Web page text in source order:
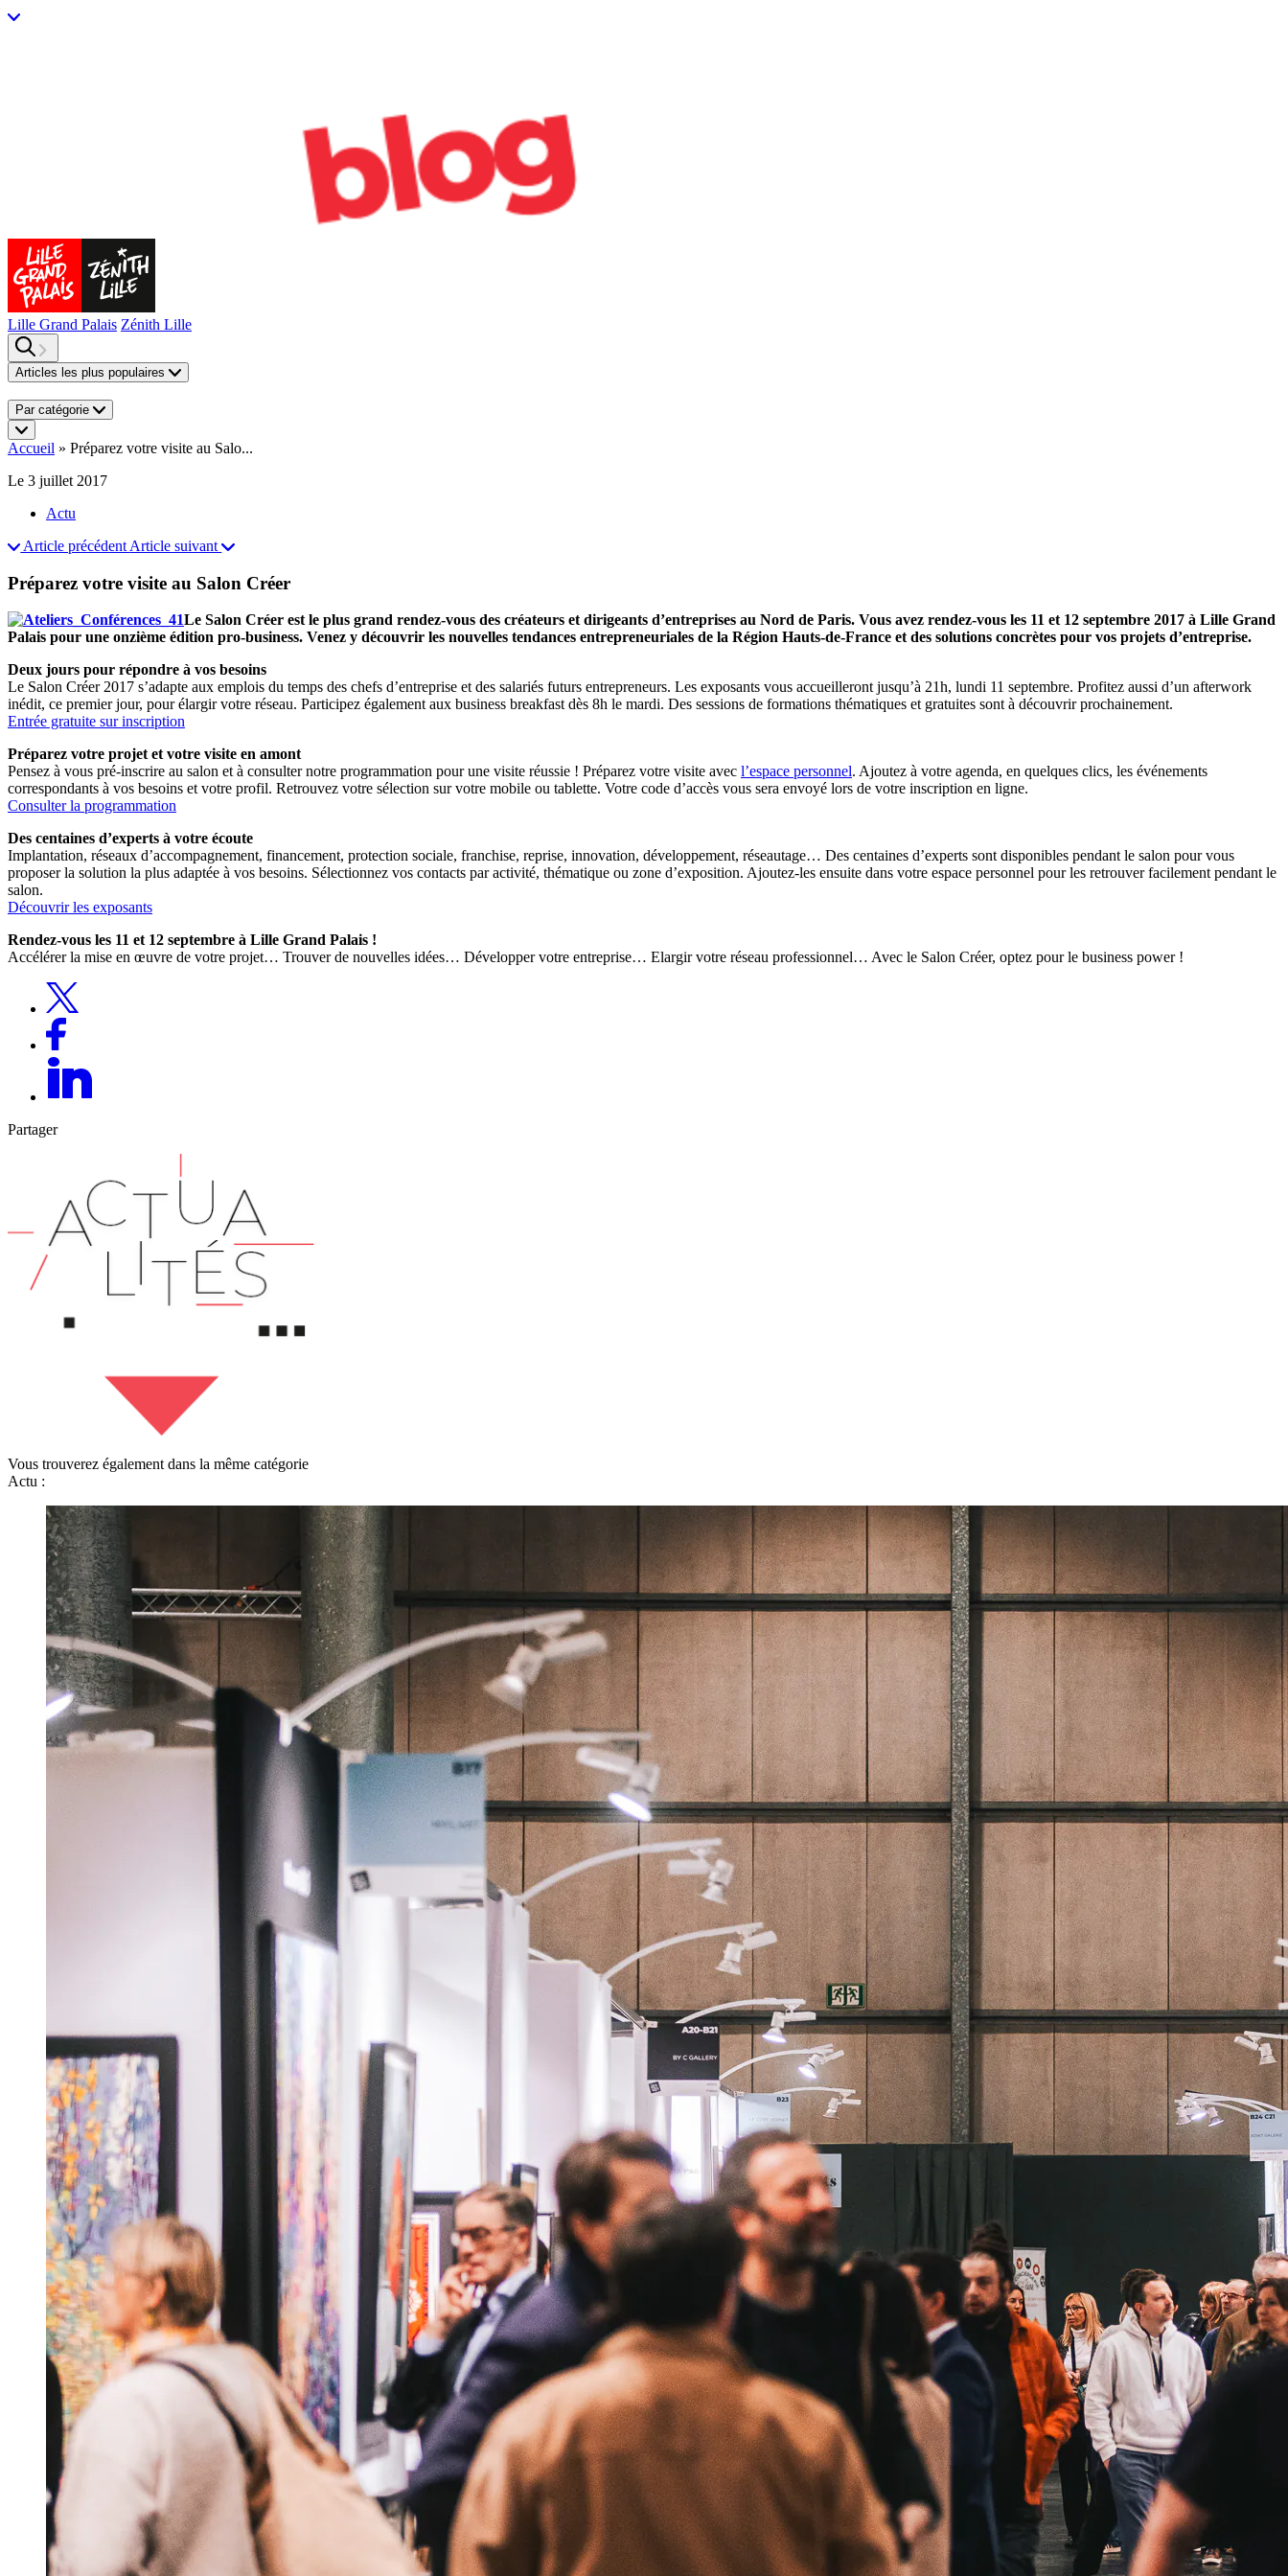
Lille Grand Palais Zénith Lille
Articles les plus populaires
Par catégorie
Accueil » Préparez votre visite au Salo...
Le 3 juillet 2017
Actu
Article précédent Article suivant
Préparez votre visite au Salon Créer
Le Salon Créer est le plus grand rendez-vous des créateurs et dirigeants d’entreprises au Nord de Paris. Vous avez rendez-vous les 11 et 12 septembre 2017 à Lille Grand
Palais pour une onzième édition pro-business. Venez y découvrir les nouvelles tendances entrepreneuriales de la Région Hauts-de-France et des solutions concrètes pour vos projets d’entreprise.
Deux jours pour répondre à vos besoins
Le Salon Créer 2017 s’adapte aux emplois du temps des chefs d’entreprise et des salariés futurs entrepreneurs. Les exposants vous accueilleront jusqu’à 21h, lundi 11 septembre. Profitez aussi d’un afterwork
inédit, ce premier jour, pour élargir votre réseau. Participez également aux business breakfast dès 8h le mardi. Des sessions de formations thématiques et gratuites sont à découvrir prochainement.
Entrée gratuite sur inscription
Préparez votre projet et votre visite en amont
Pensez à vous pré-inscrire au salon et à consulter notre programmation pour une visite réussie ! Préparez votre visite avec l’espace personnel. Ajoutez à votre agenda, en quelques clics, les événements
correspondants à vos besoins et votre profil. Retrouvez votre sélection sur votre mobile ou tablette. Votre code d’accès vous sera envoyé lors de votre inscription en ligne.
Consulter la programmation
Des centaines d’experts à votre écoute
Implantation, réseaux d’accompagnement, financement, protection sociale, franchise, reprise, innovation, développement, réseautage… Des centaines d’experts sont disponibles pendant le salon pour vous
proposer la solution la plus adaptée à vos besoins. Sélectionnez vos contacts par activité, thématique ou zone d’exposition. Ajoutez-les ensuite dans votre espace personnel pour les retrouver facilement pendant le
salon.
Découvrir les exposants
Rendez-vous les 11 et 12 septembre à Lille Grand Palais !
Accélérer la mise en œuvre de votre projet… Trouver de nouvelles idées… Développer votre entreprise… Elargir votre réseau professionnel… Avec le Salon Créer, optez pour le business power !
Partager
Vous trouverez également dans la même catégorie
Actu :